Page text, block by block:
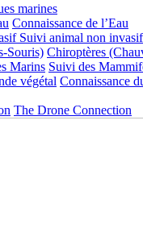
marines
Connaissance de l’Eau
Suivi animal non invasif
Souris) Chiroptères
Marins Suivi des
végétal Connaissance
The Drone Connection